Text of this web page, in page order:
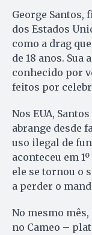
George Santos,
dos Estados
como a drag
de 18 anos.
conhecido por
feitos por
Nos EUA,
abrange desde
uso ilegal de
aconteceu em
ele se tornou o
a perder o
No mesmo
no Cameo –